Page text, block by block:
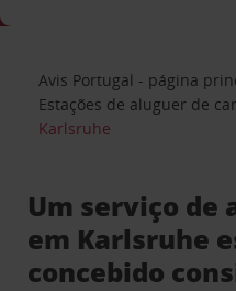
Avis Portugal - página
Estações de aluguer de
Karlsruhe
Um serviço de
em Karlsruhe
concebido